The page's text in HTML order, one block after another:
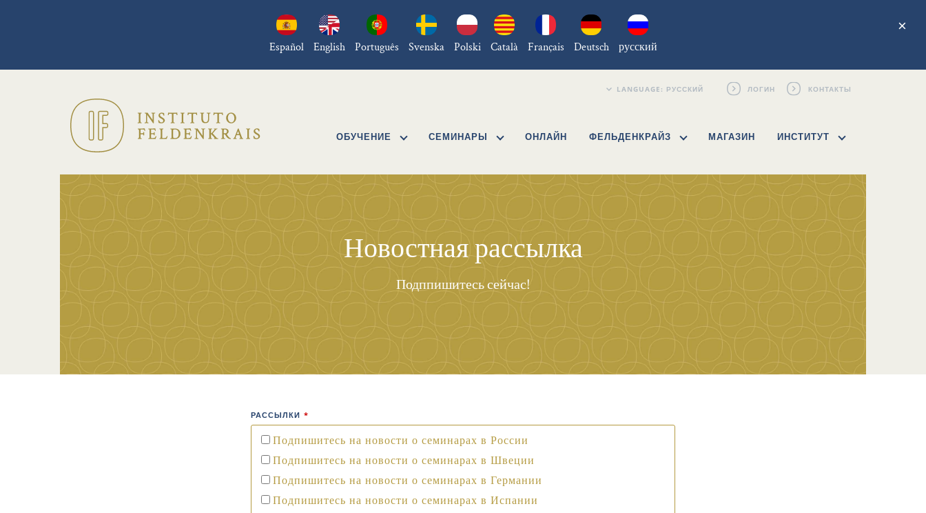
Español English Português Svenska Polski Català Français Deutsch русский
×
ЛОГИН КОНТАКТЫ
ОБУЧЕНИЕ СЕМИНАРЫ ОНЛАЙН ФЕЛЬДЕНКРАЙЗ МАГАЗИН ИНСТИТУТ
Новостная рассылка
Подппишитесь сейчас!
РАССЫЛКИ *
Подпишитесь на новости о семинарах в России
Подпишитесь на новости о семинарах в Швеции
Подпишитесь на новости о семинарах в Германии
Подпишитесь на новости о семинарах в Испании